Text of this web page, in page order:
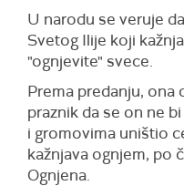
U narodu se veruje
Svetog Ilije koji
"ognjevite" svece.
Prema predanju, ona
praznik da se on ne
i gromovima uništio
kažnjava ognjem, po
Ognjena.